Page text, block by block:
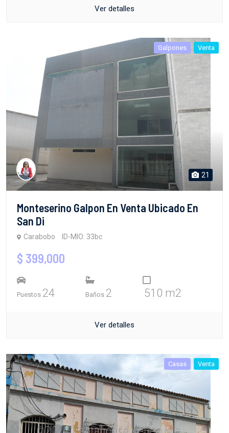
Ver detalles
Galpones Venta
21
Monteserino Galpon En Venta Ubicado En
San Di
Carabobo ID-MIO: 33bc
$ 399,000
Puestos 24 Baños 2 510 m2
Ver detalles
Casas Venta